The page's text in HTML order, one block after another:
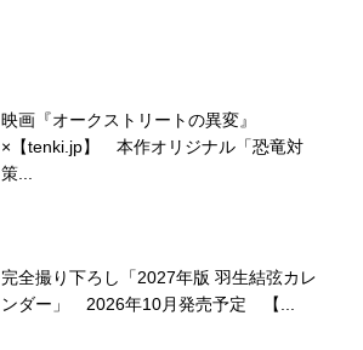
映画『オークストリートの異変』
×【tenki.jp】 本作オリジナル「恐竜対
策...
完全撮り下ろし「2027年版 羽生結弦カレ
ンダー」 2026年10月発売予定 【...